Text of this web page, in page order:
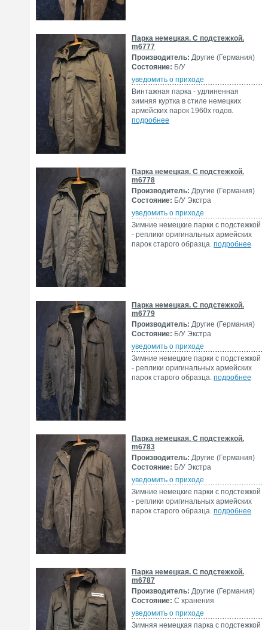
Парка немецкая. С подстежкой.
m6777
Производитель: Другие (Германия)
Состояние: Б/У
уведомить о приходе
Винтажная парка - удлиненная
зимняя куртка в стиле немецких
армейских парок 1960х годов.
подробнее
Парка немецкая. С подстежкой.
m6778
Производитель: Другие (Германия)
Состояние: Б/У Экстра
уведомить о приходе
Зимние немецкие парки с подстежкой
- реплики оригинальных армейских
парок старого образца. подробнее
Парка немецкая. С подстежкой.
m6779
Производитель: Другие (Германия)
Состояние: Б/У Экстра
уведомить о приходе
Зимние немецкие парки с подстежкой
- реплики оригинальных армейских
парок старого образца. подробнее
Парка немецкая. С подстежкой.
m6783
Производитель: Другие (Германия)
Состояние: Б/У Экстра
уведомить о приходе
Зимние немецкие парки с подстежкой
- реплики оригинальных армейских
парок старого образца. подробнее
Парка немецкая. С подстежкой.
m6787
Производитель: Другие (Германия)
Состояние: С хранения
уведомить о приходе
Зимняя немецкая парка с подстежкой